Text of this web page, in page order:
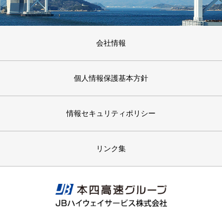
会社情報
個人情報保護基本方針
情報セキュリティポリシー
リンク集